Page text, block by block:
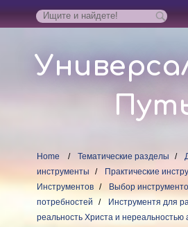
Home Тематические разделы
инструменты
Практические
Инструментов
Выбор
потребностей
Инструментя для
реальность Христа и нереальностью